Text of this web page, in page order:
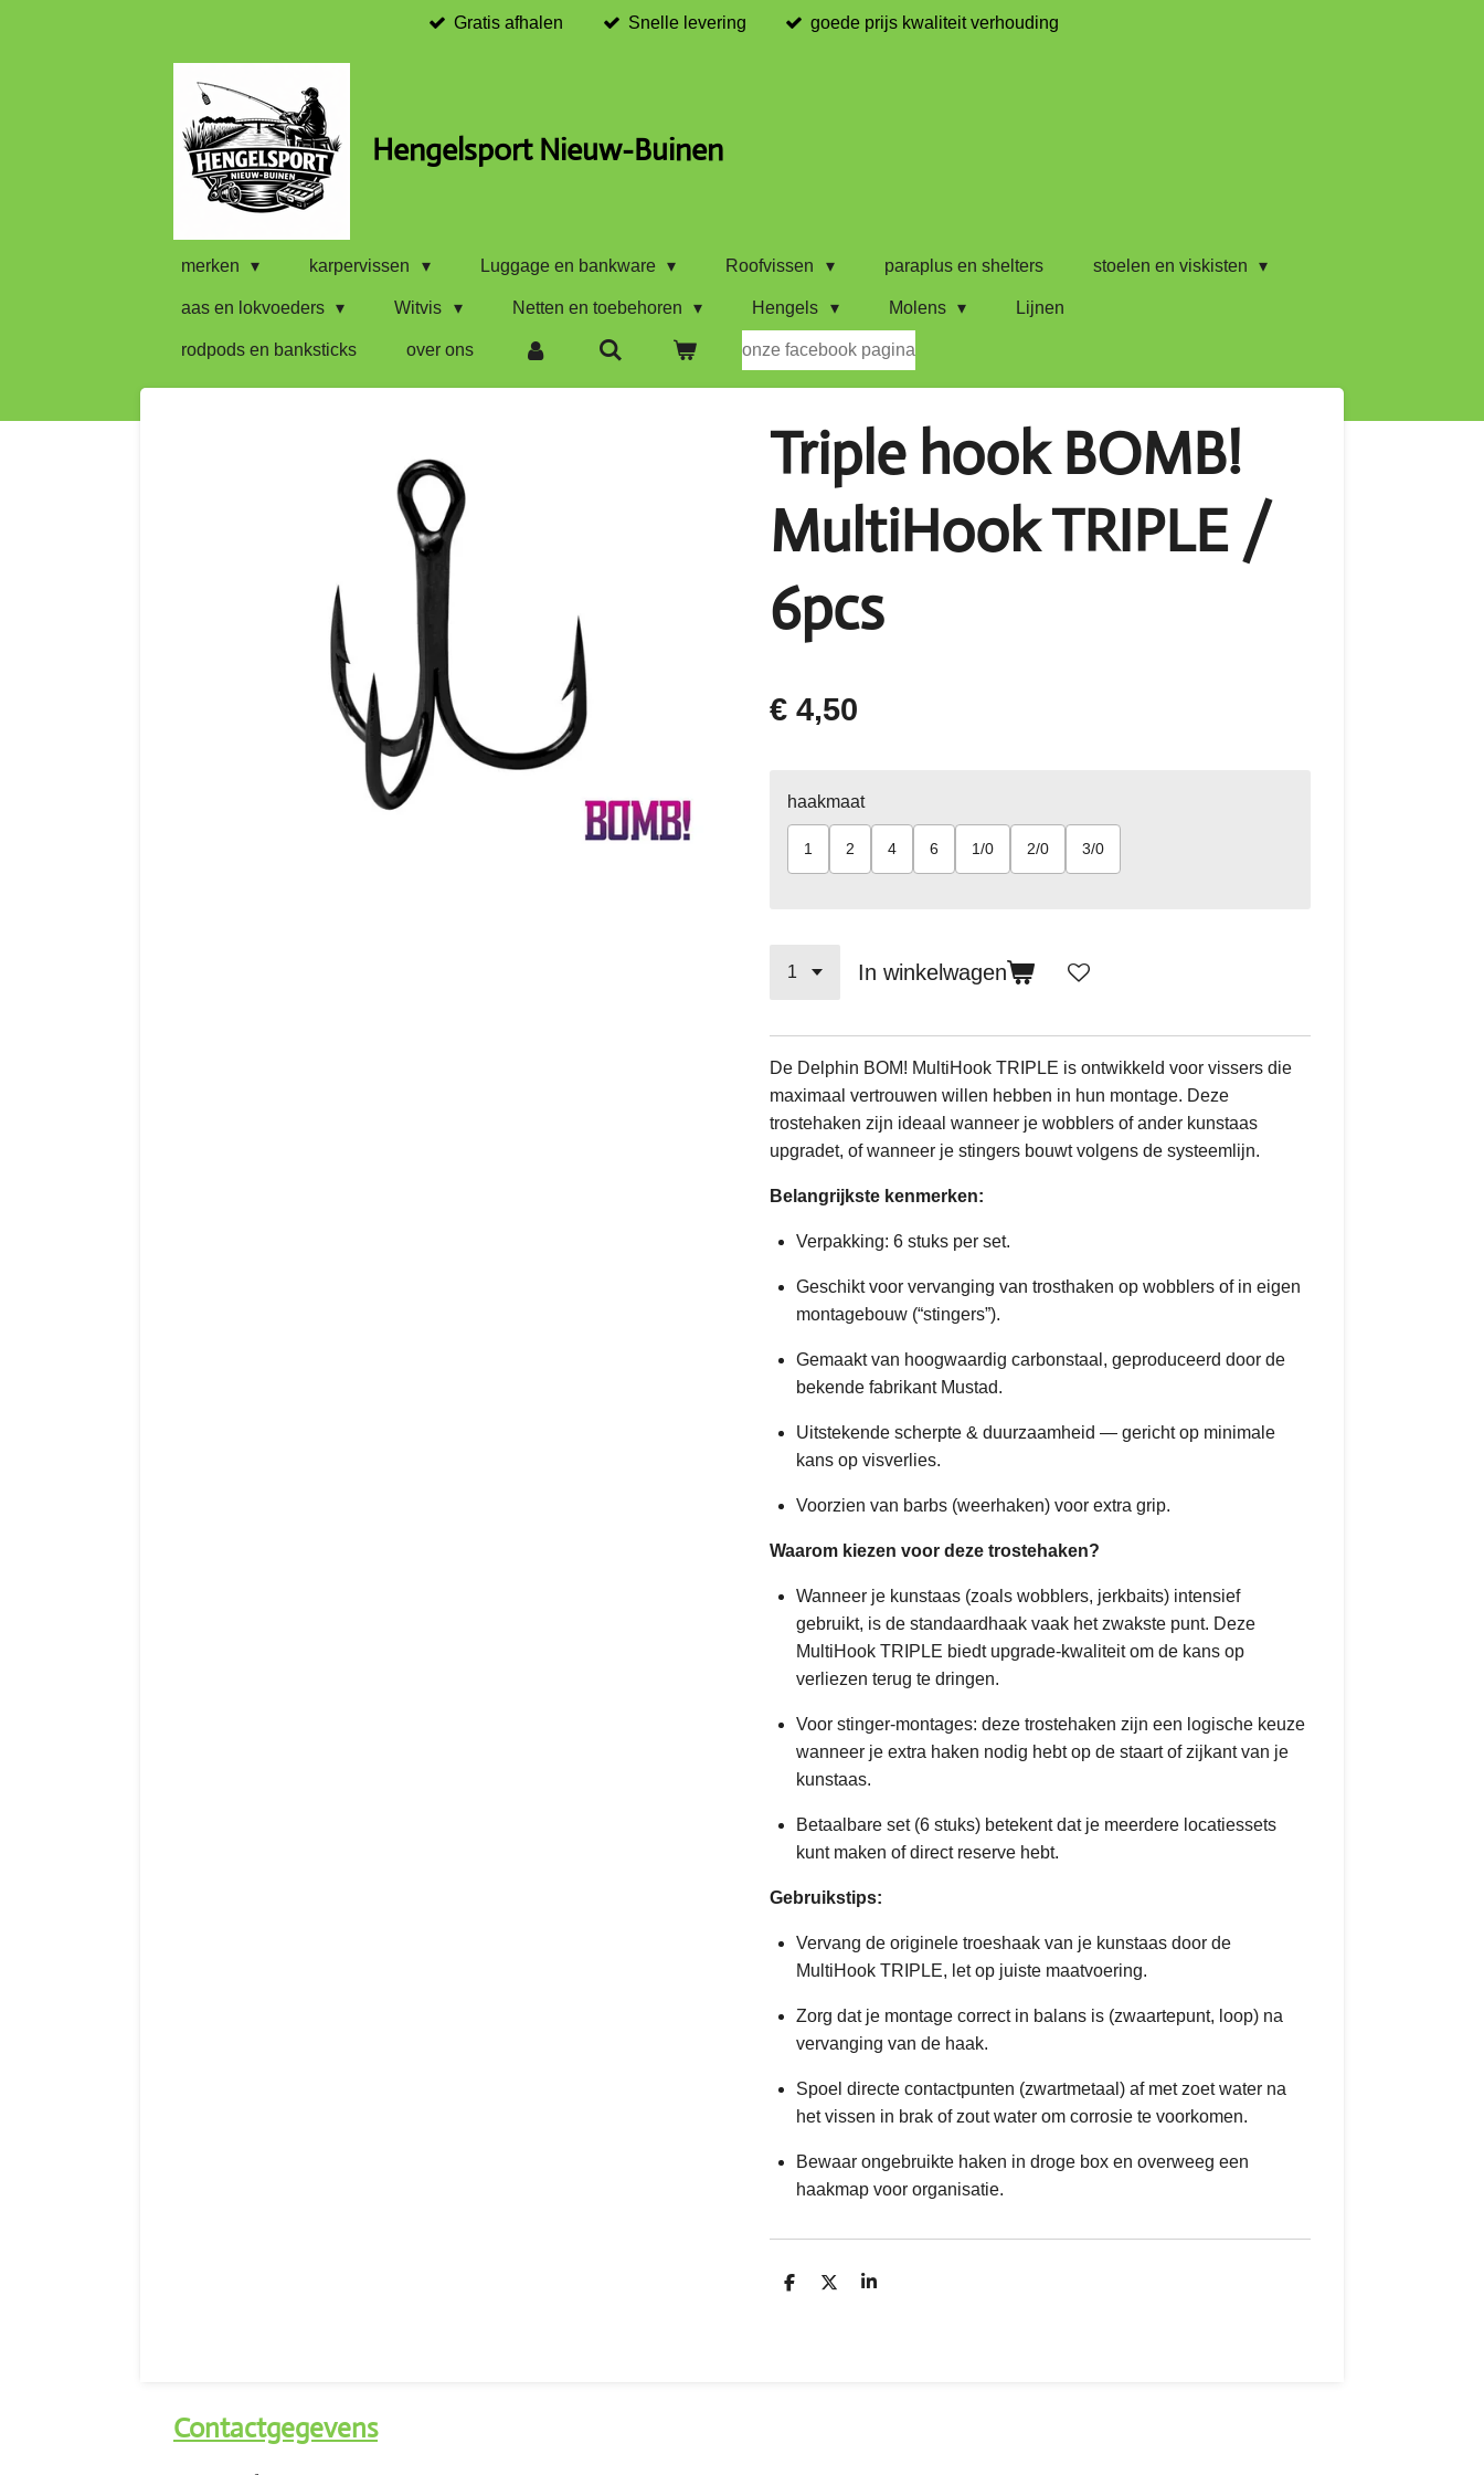
Gratis afhalen Snelle levering goede prijs kwaliteit verhouding
Hengelsport Nieuw-Buinen
merken karpervissen Luggage en bankware Roofvissen paraplus en shelters stoelen en viskisten
aas en lokvoeders Witvis Netten en toebehoren Hengels Molens Lijnen
rodpods en banksticks over ons onze facebook pagina
Triple hook BOMB!
MultiHook TRIPLE /
6pcs
€ 4,50
haakmaat
1 2 4 6 1/0 2/0 3/0
In winkelwagen
De Delphin BOM! MultiHook TRIPLE is ontwikkeld voor vissers die
maximaal vertrouwen willen hebben in hun montage. Deze
trostehaken zijn ideaal wanneer je wobblers of ander kunstaas
upgradet, of wanneer je stingers bouwt volgens de systeemlijn.
Belangrijkste kenmerken:
Verpakking: 6 stuks per set.
Geschikt voor vervanging van trosthaken op wobblers of in eigen
montagebouw (“stingers”).
Gemaakt van hoogwaardig carbonstaal, geproduceerd door de
bekende fabrikant Mustad.
Uitstekende scherpte & duurzaamheid — gericht op minimale
kans op visverlies.
Voorzien van barbs (weerhaken) voor extra grip.
Waarom kiezen voor deze trostehaken?
Wanneer je kunstaas (zoals wobblers, jerkbaits) intensief
gebruikt, is de standaardhaak vaak het zwakste punt. Deze
MultiHook TRIPLE biedt upgrade-kwaliteit om de kans op
verliezen terug te dringen.
Voor stinger-montages: deze trostehaken zijn een logische keuze
wanneer je extra haken nodig hebt op de staart of zijkant van je
kunstaas.
Betaalbare set (6 stuks) betekent dat je meerdere locatiessets
kunt maken of direct reserve hebt.
Gebruikstips:
Vervang de originele troeshaak van je kunstaas door de
MultiHook TRIPLE, let op juiste maatvoering.
Zorg dat je montage correct in balans is (zwaartepunt, loop) na
vervanging van de haak.
Spoel directe contactpunten (zwartmetaal) af met zoet water na
het vissen in brak of zout water om corrosie te voorkomen.
Bewaar ongebruikte haken in droge box en overweeg een
haakmap voor organisatie.
D
D
S
Contactgegevens